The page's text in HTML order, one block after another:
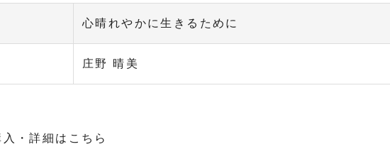
心晴れやかに生きるために
庄野 晴美
・詳細はこちら